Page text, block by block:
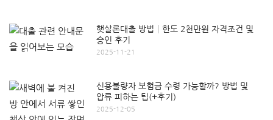
햇살론대출 방법│한도 2천만원 자격조건 및
승인 후기
2025-11-21
신용불량자 보험금 수령 가능할까? 방법 및
압류 피하는 팁(+후기)
2025-12-05